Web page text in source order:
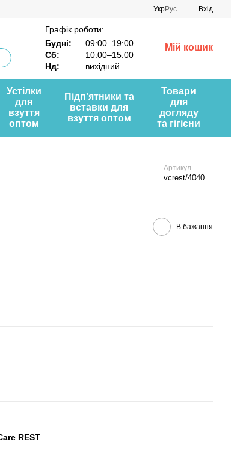
УкрРус Вхід
Графік роботи:
Будні:
09:00–19:00
Сб:
10:00–15:00
Нд:
вихідний
Мій кошик
Устілки
для
взуття
оптом
Підп'ятники та
вставки для
взуття оптом
Товари
для
догляду
та гігієни
Артикул
vcrest/4040
В бажання
REST